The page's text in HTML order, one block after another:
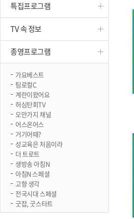
특집프로그램
TV 속 정보
종영프로그램
가요베스트
팀로컬C
계란이왔어요
허심탄회TV
오만가지 채널
어스온어스
거기어때?
성교육은 처음이라
더 트로트
생방송 아침N
아침N 스페셜
고향 생각
전국시대 스페셜
굿잡, 굿스타트